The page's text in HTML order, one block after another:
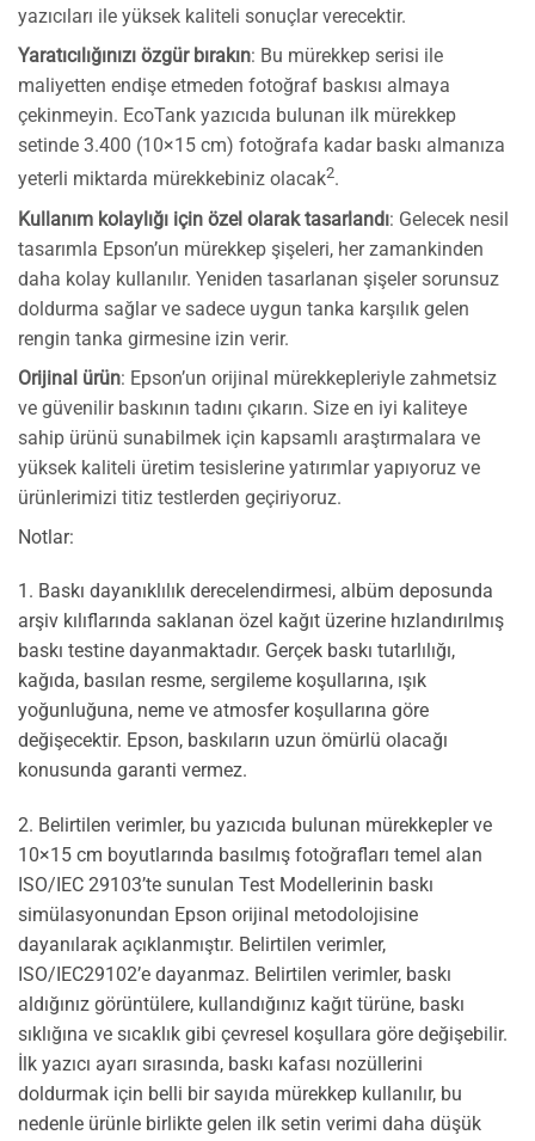
yazıcıları ile yüksek kaliteli sonuçlar verecektir.
Yaratıcılığınızı özgür bırakın: Bu mürekkep serisi ile
maliyetten endişe etmeden fotoğraf baskısı almaya
çekinmeyin. EcoTank yazıcıda bulunan ilk mürekkep
setinde 3.400 (10×15 cm) fotoğrafa kadar baskı almanıza
yeterli miktarda mürekkebiniz olacak2.
Kullanım kolaylığı için özel olarak tasarlandı: Gelecek nesil
tasarımla Epson’un mürekkep şişeleri, her zamankinden
daha kolay kullanılır. Yeniden tasarlanan şişeler sorunsuz
doldurma sağlar ve sadece uygun tanka karşılık gelen
rengin tanka girmesine izin verir.
Orijinal ürün: Epson’un orijinal mürekkepleriyle zahmetsiz
ve güvenilir baskının tadını çıkarın. Size en iyi kaliteye
sahip ürünü sunabilmek için kapsamlı araştırmalara ve
yüksek kaliteli üretim tesislerine yatırımlar yapıyoruz ve
ürünlerimizi titiz testlerden geçiriyoruz.
Notlar:
1. Baskı dayanıklılık derecelendirmesi, albüm deposunda
arşiv kılıflarında saklanan özel kağıt üzerine hızlandırılmış
baskı testine dayanmaktadır. Gerçek baskı tutarlılığı,
kağıda, basılan resme, sergileme koşullarına, ışık
yoğunluğuna, neme ve atmosfer koşullarına göre
değişecektir. Epson, baskıların uzun ömürlü olacağı
konusunda garanti vermez.
2. Belirtilen verimler, bu yazıcıda bulunan mürekkepler ve
10×15 cm boyutlarında basılmış fotoğrafları temel alan
ISO/IEC 29103’te sunulan Test Modellerinin baskı
simülasyonundan Epson orijinal metodolojisine
dayanılarak açıklanmıştır. Belirtilen verimler,
ISO/IEC29102’e dayanmaz. Belirtilen verimler, baskı
aldığınız görüntülere, kullandığınız kağıt türüne, baskı
sıklığına ve sıcaklık gibi çevresel koşullara göre değişebilir.
İlk yazıcı ayarı sırasında, baskı kafası nozüllerini
doldurmak için belli bir sayıda mürekkep kullanılır, bu
nedenle ürünle birlikte gelen ilk setin verimi daha düşük